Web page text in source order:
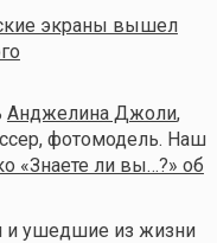
экраны вышел
Анджелина Джоли,
фотомодель. Наш
«Знаете ли вы…?» об
и ушедшие из жизни